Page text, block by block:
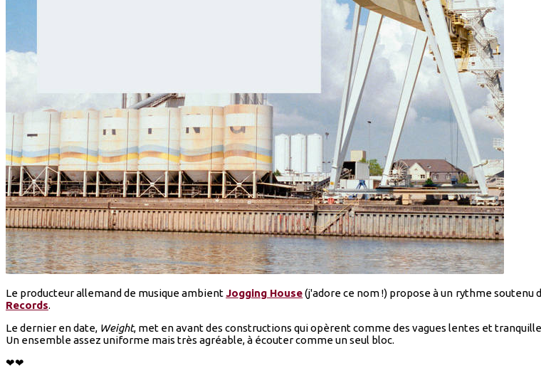
Le producteur allemand de musique ambient Jogging House(j'adore ce nom !) propose à un rythme
Records.
Le dernier en date, Weight, met en avant des constructions qui opèrent comme des vagues lentes et
Un ensemble assez uniforme mais très agréable, à écouter comme un seul bloc.
❤❤